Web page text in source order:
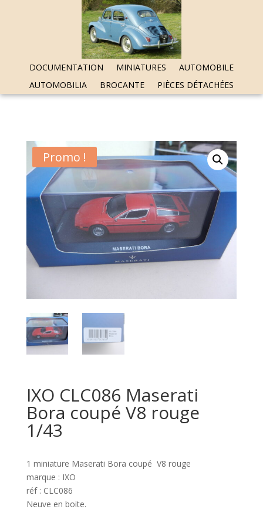
DOCUMENTATION MINIATURES
AUTOMOBILE
AUTOMOBILIA
BROCANTE PIÈCES DÉTACHÉES
Promo !
IXO CLC086 Maserati
Bora coupé V8 rouge
1/43
1 miniature Maserati Bora coupé V8 rouge
marque : IXO
réf : CLC086
Neuve en boite.